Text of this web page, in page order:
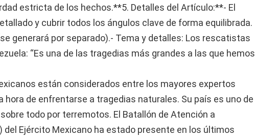
estricta de los hechos.**5. Detalles del Artículo:**- El
y cubrir todos los ángulos clave de forma equilibrada.
generará por separado).- Tema y detalles: Los rescatistas
“Es una de las tragedias más grandes a las que hemos
están considerados entre los mayores expertos
hora de enfrentarse a tragedias naturales. Su país es uno de
todo por terremotos. El Batallón de Atención a
del Ejército Mexicano ha estado presente en los últimos